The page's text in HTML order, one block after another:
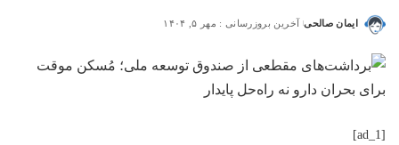
ایمان صالحی آخرین بروزرسانی : مهر ۵, ۱۴۰۴
[ad_1]